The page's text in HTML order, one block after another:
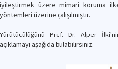
iyileştirmek üzere mimari koruma
yöntemleri üzerine çalışılmıştır.
Yürütücülüğünü Prof. Dr. Alper
açıklamayı aşağıda bulabilirsiniz.